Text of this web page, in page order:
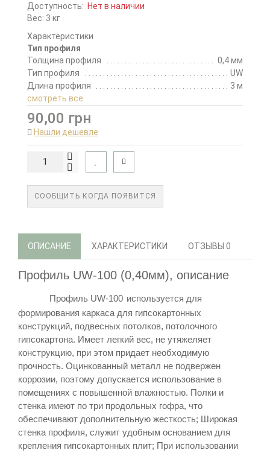
Доступность: Нет в наличии
Вес: 3 кг
Характеристики
Тип профиля
Толщина профиля
0,4 мм
Тип профиля
UW
Длина профиля
3 м
смотреть все
90,00 грн
Нашли дешевле
СООБЩИТЬ КОГДА ПОЯВИТСЯ
ОПИСАНИЕ ХАРАКТЕРИСТИКИ ОТЗЫВЫ 0
Профиль UW-100 (0,40мм), описание
Профиль UW-100 используется для
формирования каркаса для гипсокартонных
конструкций, подвесных потолков, потолочного
гипсокартона. Имеет легкий вес, не утяжеляет
конструкцию, при этом придает необходимую
прочность. Оцинкованный металл не подвержен
коррозии, поэтому допускается использование в
помещениях с повышенной влажностью. Полки и
стенка имеют по три продольных гофра, что
обеспечивают дополнительную жесткость; Широкая
стенка профиля, служит удобным основанием для
крепления гипсокартонных плит; При использовании